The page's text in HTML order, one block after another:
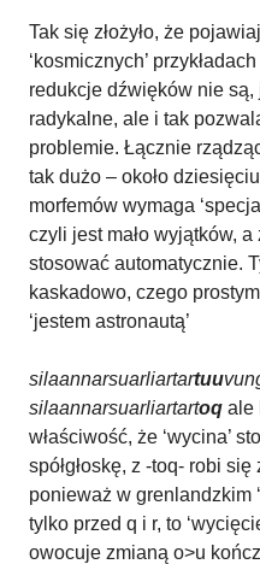
Tak się złożyło, że
‘kosmicznych’
redukcje dźwięków nie
radykalne, ale i tak
problemie. Łącznie
tak dużo – około
morfemów wymaga
czyli jest mało wyjątków,
stosować automatycznie.
kaskadowo, czego
‘jestem astronautą’
silaannarsuarliartartuu
silaannarsuarliartartoq ale
właściwość, że ‘wycina’
spółgłoskę, z -toq- robi się
ponieważ w grenlandzkim
tylko przed q i r, to
owocuje zmianą o>u